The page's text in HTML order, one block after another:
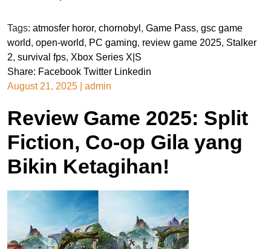
Tags: atmosfer horor, chornobyl , Game Pass, gsc game
world, open-world, PC gaming, review game 2025, Stalker
2, survival fps, Xbox Series X|S
Share: Facebook Twitter Linkedin
August 21, 2025
admin
Review Game 2025: Split
Fiction, Co-op Gila yang
Bikin Ketagihan!